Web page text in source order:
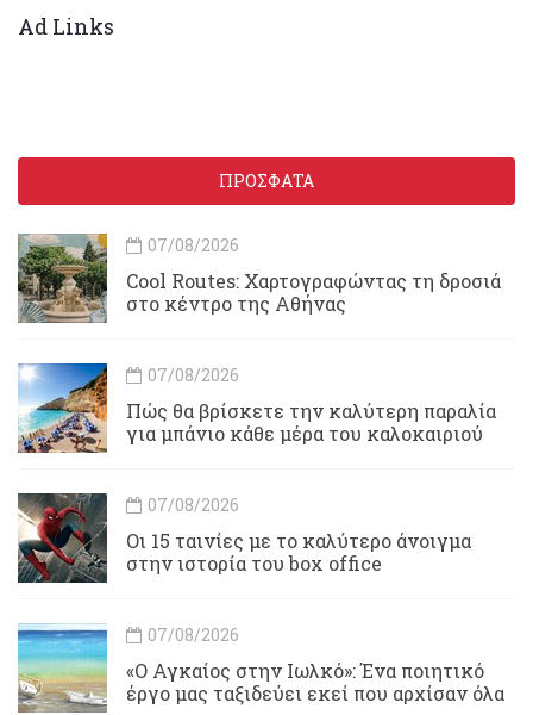
Ad Links
ΠΡΟΣΦΑΤΑ
07/08/2026
Cool Routes: Χαρτογραφώντας τη δροσιά
στο κέντρο της Αθήνας
07/08/2026
Πώς θα βρίσκετε την καλύτερη παραλία
για μπάνιο κάθε μέρα του καλοκαιριού
07/08/2026
Οι 15 ταινίες με το καλύτερο άνοιγμα
στην ιστορία του box office
07/08/2026
«Ο Αγκαίος στην Ιωλκό»: Ένα ποιητικό
έργο μας ταξιδεύει εκεί που αρχίσαν όλα